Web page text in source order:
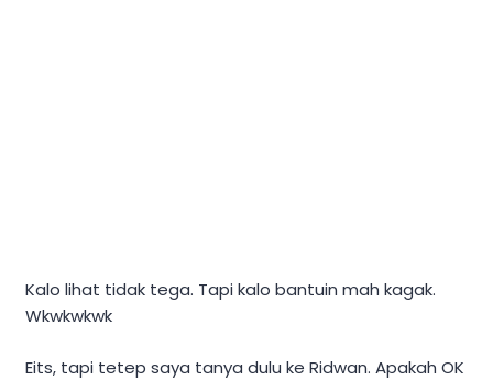
Kalo lihat tidak tega. Tapi kalo bantuin mah kagak.
Wkwkwkwk
Eits, tapi tetep saya tanya dulu ke Ridwan. Apakah OK